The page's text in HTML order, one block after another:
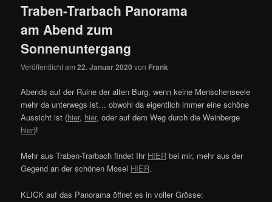
Traben-Trarbach Panorama
am Abend zum
Sonnenuntergang
Veröffentlicht am22. Januar 2020 von Frank
Abends auf der Ruine der alten Burg, wenn keine Menschenseele
mehr da unterwegs ist… obwohl da eigentlich immer eine schöne
Aussicht ist (hier, hier, oder auf dem Weg durch die Weinberge
hier)!
Mehr aus Traben-Trarbach findet Ihr HIER bei mir, mehr aus der
Gegend an der schönen Mosel HIER.
KLICK auf das Panorama öffnet es in voller Grösse: